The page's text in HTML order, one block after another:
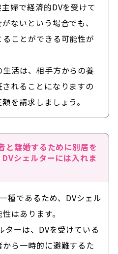
婦で経済的DVを受けて
ないという場合でも、
ことができる可能性が
活は、相手方からの養
れることになりますの
を請求しましょう。
と離婚するために別居を
シェルターには入れま
種であるため、DVシェル
はあります。
ターは、DVを受けている
ら一時的に避難するた